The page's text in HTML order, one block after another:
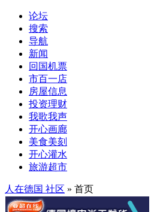
论坛
搜索
导航
新闻
回国机票
市百一店
房屋信息
投资理财
我歌我声
开心画廊
美食美刻
开心灌水
旅游超市
人在德国 社区 » 首页